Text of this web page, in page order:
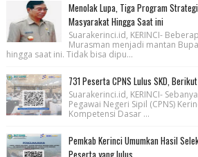
Menolak Lupa, Tiga Program
Masyarakat Hingga Saat ini
Suarakerinci.id, KERINCI-
Murasman menjadi mantan
hingga saat ini. Tidak bisa dipu...
731 Peserta CPNS Lulus SKD,
Suarakerinci.id, KERINCI-
Pegawai Negeri Sipil (CPNS)
Kompetensi Dasar ...
Pemkab Kerinci Umumkan Hasil